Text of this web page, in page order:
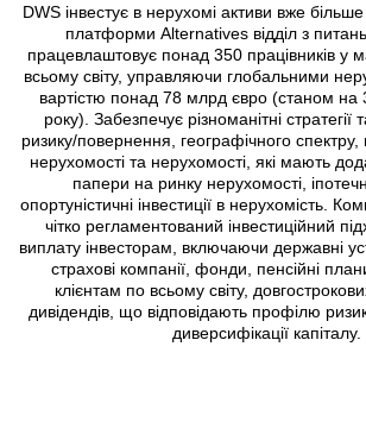
DWS інвестує в нерухомі активи вже
платформи Alternatives відділ з
працевлаштовує понад 350 працівників у
всьому світу, управляючи глобальними
вартістю понад 78 млрд євро (станом на
року). Забезпечує різноманітні
ризику/повернення, географічного спектру,
нерухомості та нерухомості, які мають
папери на ринку нерухомості,
опортуністичні інвестиції в нерухомість.
чітко регламентований інвестиційний
виплату інвесторам, включаючи державні
страхові компанії, фонди, пенсійні
клієнтам по всьому світу,
дивідендів, що відповідають профілю
диверсифікації капіталу.